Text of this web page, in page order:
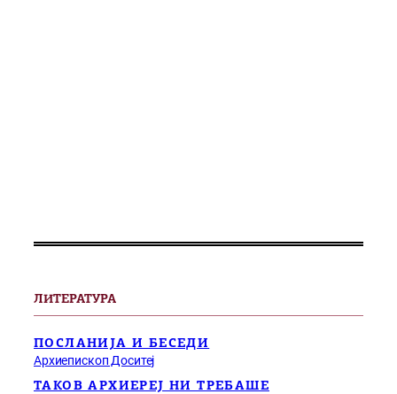
ЛИТЕРАТУРА
ПОСЛАНИЈА И БЕСЕДИ
Архиепископ Доситеј
ТАКОВ АРХИЕРЕЈ НИ ТРЕБАШЕ